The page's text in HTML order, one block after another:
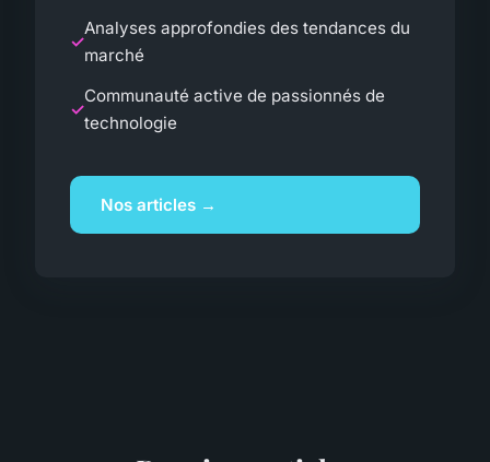
Analyses approfondies des tendances du
marché
Communauté active de passionnés de
technologie
Nos articles →